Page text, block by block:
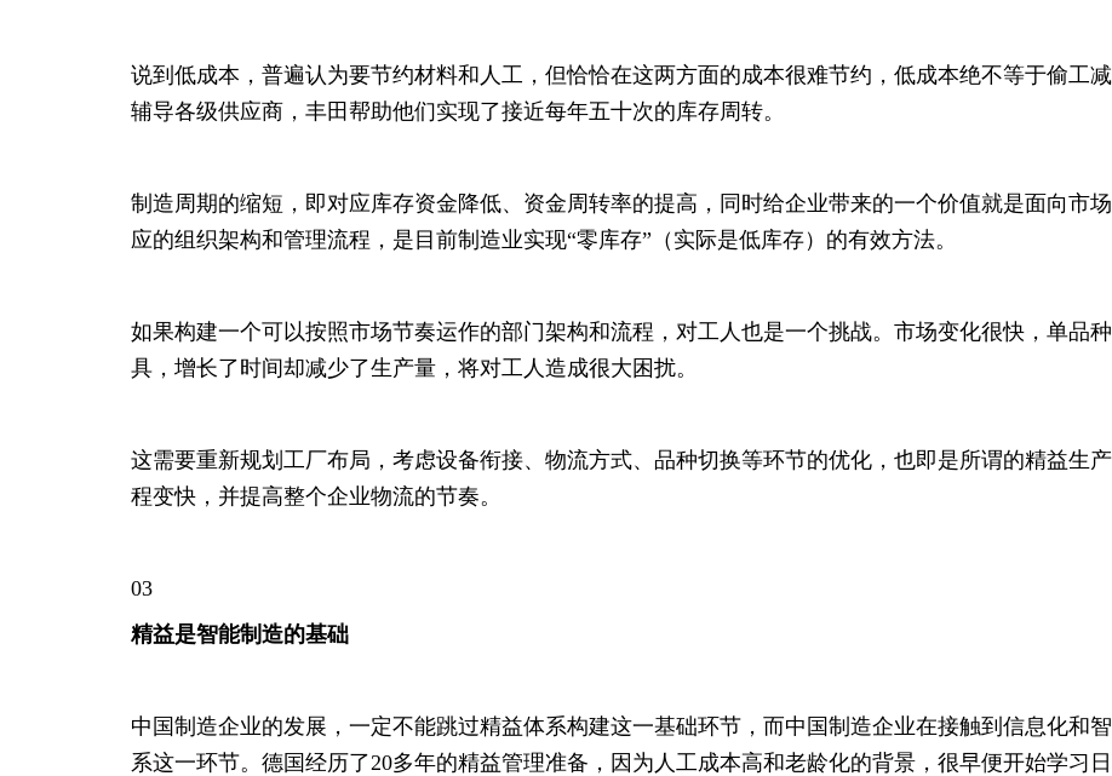
说到低成本，普遍认为要节约材料和人工，但恰恰在这两方面的成本很难节约，低成本绝不等于偷工
辅导各级供应商，丰田帮助他们实现了接近每年五十次的库存周转。
制造周期的缩短，即对应库存资金降低、资金周转率的提高，同时给企业带来的一个价值就是面向市
应的组织架构和管理流程，是目前制造业实现“零库存”（实际是低库存）的有效方法。
如果构建一个可以按照市场节奏运作的部门架构和流程，对工人也是一个挑战。市场变化很快，单品
具，增长了时间却减少了生产量，将对工人造成很大困扰。
这需要重新规划工厂布局，考虑设备衔接、物流方式、品种切换等环节的优化，也即是所谓的精益生
程变快，并提高整个企业物流的节奏。
03
精益是智能制造的基础
中国制造企业的发展，一定不能跳过精益体系构建这一基础环节，而中国制造企业在接触到信息化和
系这一环节。德国经历了20多年的精益管理准备，因为人工成本高和老龄化的背景，很早便开始学习